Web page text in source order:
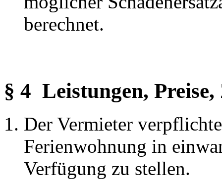
berechnet.
§ 4 Leistungen,
Der Vermieter
Ferienwohnung in
Verfügung zu stellen.